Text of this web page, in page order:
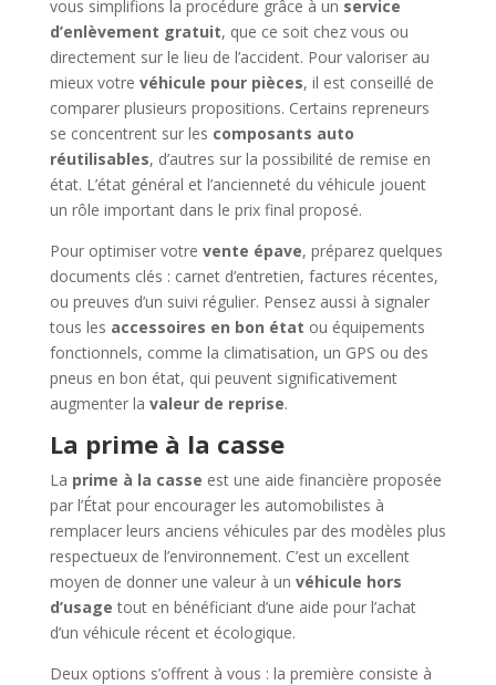
vous simplifions la procédure grâce à un service
d’enlèvement gratuit, que ce soit chez vous ou
directement sur le lieu de l’accident. Pour valoriser au
mieux votre véhicule pour pièces, il est conseillé de
comparer plusieurs propositions. Certains repreneurs
se concentrent sur les composants auto
réutilisables, d’autres sur la possibilité de remise en
état. L’état général et l’ancienneté du véhicule jouent
un rôle important dans le prix final proposé.
Pour optimiser votre vente épave, préparez quelques
documents clés : carnet d’entretien, factures récentes,
ou preuves d’un suivi régulier. Pensez aussi à signaler
tous les accessoires en bon état ou équipements
fonctionnels, comme la climatisation, un GPS ou des
pneus en bon état, qui peuvent significativement
augmenter la valeur de reprise.
La prime à la casse
La prime à la casse est une aide financière proposée
par l’État pour encourager les automobilistes à
remplacer leurs anciens véhicules par des modèles plus
respectueux de l’environnement. C’est un excellent
moyen de donner une valeur à un véhicule hors
d’usage tout en bénéficiant d’une aide pour l’achat
d’un véhicule récent et écologique.
Deux options s’offrent à vous : la première consiste à